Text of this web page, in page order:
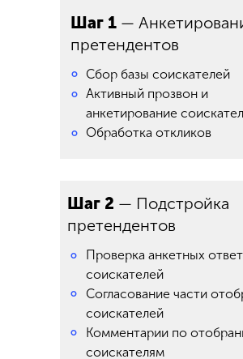
Шаг 1 —
претендентов
Сбор базы соискателей
Активный прозвон и
анкетирование
Обработка откликов
°
°
°
Шаг 2 — Подстройка
претендентов
Проверка анкетных
соискателей
Согласование части
соискателей
Комментарии по
соискателям
°
°
°